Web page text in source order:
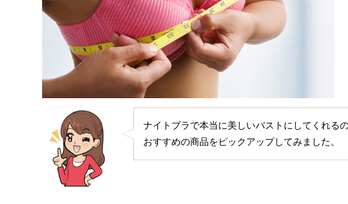
ナイトブラで本当に美しいバストにしてくれる
おすすめの商品をピックアップしてみました。